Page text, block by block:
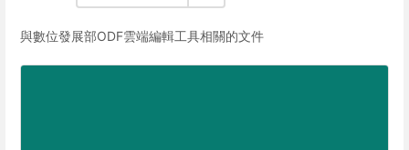
與數位發展部ODF雲端編輯工具相關的文件